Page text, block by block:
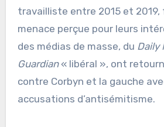
travailliste entre 2015 et 2019,
menace perçue pour leurs
des médias de masse, du Daily
Guardian« libéral », ont
contre Corbyn et la gauche
accusations d’antisémitisme.